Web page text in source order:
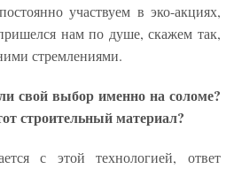
участвуем в эко-акциях,
нам по душе, скажем так,
стремлениями.
свой выбор именно на соломе?
строительный материал?
с этой технологией, ответ